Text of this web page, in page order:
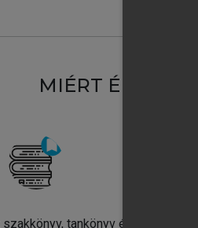
MIÉRT
szakkönyv, tankönyv és